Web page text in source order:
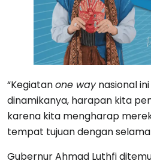
“Kegiatanone waynasional
dinamikanya, harapan kita
karena kita mengharap
tempat tujuan dengan
Gubernur Ahmad Luthfi